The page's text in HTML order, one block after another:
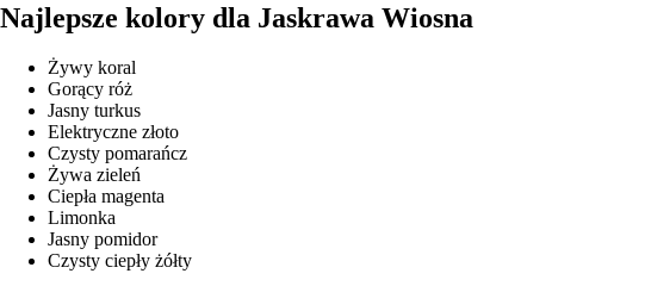
Najlepsze kolory dla Jaskrawa Wiosna
Żywy koral
Gorący róż
Jasny turkus
Elektryczne złoto
Czysty pomarańcz
Żywa zieleń
Ciepła magenta
Limonka
Jasny pomidor
Czysty ciepły żółty